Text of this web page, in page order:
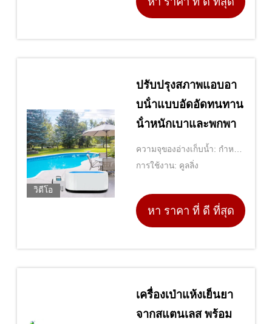
วิดีโอ
ปรับปรุงสภาพแอบอา
บน้ําแบบอัดอัดทนทาน
น้ําหนักเบาและพกพา
ความจุของอ่างเก็บน้ำ: กำหนด
โดยรุ่น
การใช้งาน: คูลลิ่ง
หา ราคา ที่ ดี ที่สุด
เครื่องเป่าแห้งเย็นยา
จากสแตนเลส พร้อม